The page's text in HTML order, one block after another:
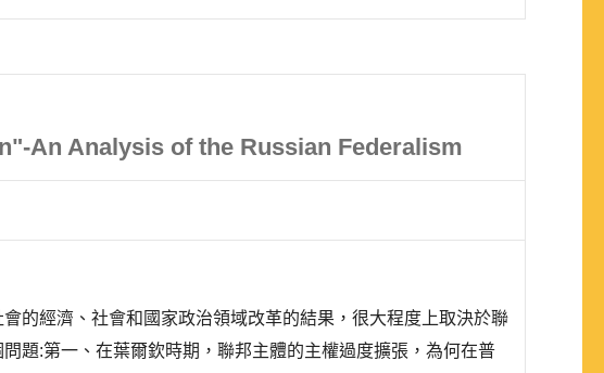
An Analysis of the Russian Federalism
的經濟、社會和國家政治領域改革的結果，很大程度上取決於聯
題:第一、在葉爾欽時期，聯邦主體的主權過度擴張，為何在普